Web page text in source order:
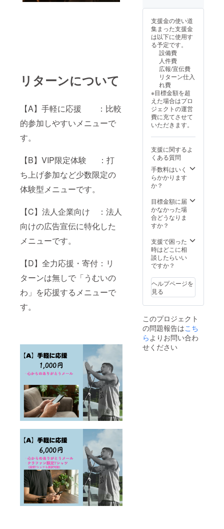
リターンについて
【A】手軽に応援 ：比較
的参加しやすいメニューで
す。
【B】VIP限定体験 ：打
ち上げ参加など少数限定の
体験型メニューです。
【C】法人企業向け ：法人
向けの広告宣伝に特化した
メニューです。
【D】全力応援・寄付：リ
ターンは無しで「うむいの
わ」を応援するメニューで
す。
に応じ
た枚数
のオリ
ジナル
タオル
2. 寄贈
までの
スケ
ジュー
順 以下
のス
テップ
で責任
を持っ
もたち
の元へ
お届け
しま
す。
2026年
ドファ
ンディ
ング終
寄贈数
量の確
定 2026
年7月下
旬〜8月
上旬：
教育委
員会を
通じ
て、各
学校へ
寄贈を
実施
※【D】
全力応
援・寄
付■公式
サイト
への
「平和
の守り
人」記
名のリ
ターン
は全て
同じ内
容にな
りま
す。
学校 諸
見 小
学校 中
の町小
学校 島
袋 小
学校 山
内 小
学校 美
里 小
学校 北
美 小
学校 美
東 小
学校 高
原 小
学校 宮
学校 室
川 小
学校 美
原 小
学校 比
屋根小
学校 沖
（8校）
越来
中学校
コザ
山内
中学校
美里
中学校
中学校
安慶田
中学校
宮里
中学校
考欄に
希望さ
れるお
名前を
ご記入
くださ
い ・心
からの
ありが
メール
■うむい
のわ実
行委員
会より
ご支援
謝の気
持ちを
込めま
して心
からの
とう
メール
を送ら
せてい
ますの
で、
メール
アドレ
力をお
願いし
ます。
※私たち
費や制
作費に
一円も
使わ
ず、全
項：公
に反す
る内容
は不可
です。
支援金の使い道
集まった支援金
は以下に使用す
る予定です。
設備費
人件費
広報/宣伝費
リターン仕入
れ費
※目標金額を超
えた場合はプロ
ジェクトの運営
費に充てさせて
いただきます。
支援に関するよ
くある質問
手数料はいく
らかかります
か？
目標金額に届
かなかった場
合どうなりま
すか？
支援で困った
時はどこに相
談したらいい
ですか？
ヘルプページを
見る
このプロジェクト
の問題報告はこち
らよりお問い合わ
せください